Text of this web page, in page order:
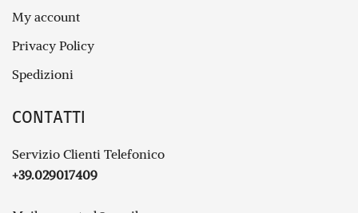
My account
Privacy Policy
Spedizioni
CONTATTI
Servizio Clienti Telefonico
+39.029017409